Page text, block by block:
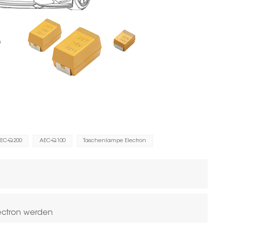
Q200 AEC-Q100 Taschenlampe Electron
werden